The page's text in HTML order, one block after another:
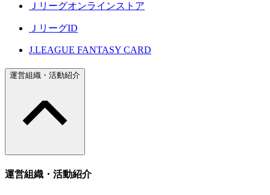
Ｊリーグオンラインストア
ＪリーグID
J.LEAGUE FANTASY CARD
運営組織・活動紹介
運営組織・活動紹介